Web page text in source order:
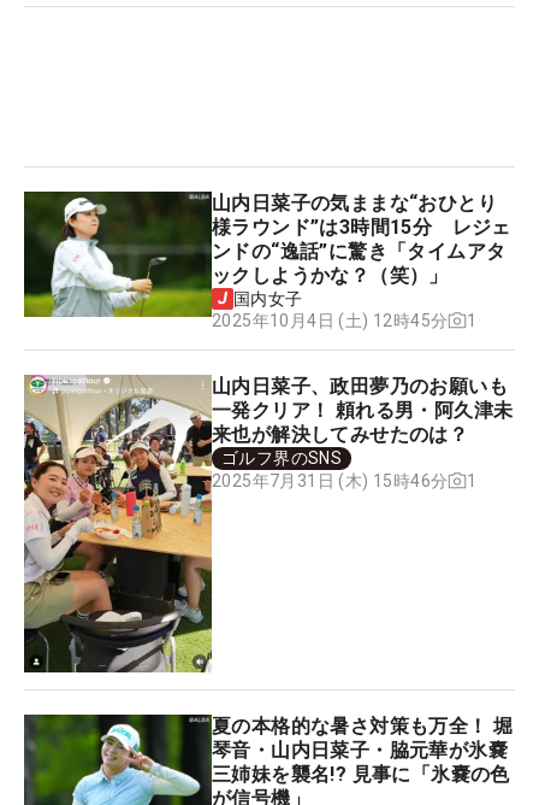
山内日菜子の気ままな“おひとり
様ラウンド”は3時間15分 レジェ
ンドの“逸話”に驚き「タイムアタ
ックしようかな？（笑）」
国内女子
2025年10月4日 (土) 12時45分
1
山内日菜子、政田夢乃のお願いも
一発クリア！ 頼れる男・阿久津未
来也が解決してみせたのは？
ゴルフ界のSNS
2025年7月31日 (木) 15時46分
1
夏の本格的な暑さ対策も万全！ 堀
琴音・山内日菜子・脇元華が氷嚢
三姉妹を襲名!? 見事に「氷嚢の色
が信号機」